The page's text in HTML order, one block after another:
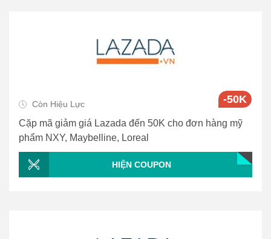
Còn Hiệu Lực -50K
Cặp mã giảm giá Lazada đến 50K cho đơn hàng mỹ
phẩm NXY, Maybelline, Loreal
HIỆN COUPON